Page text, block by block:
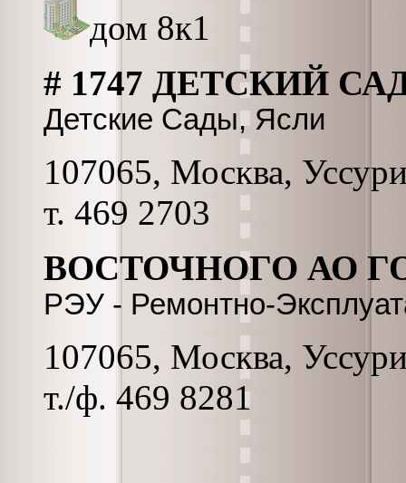
дом 8к1
# 1747 ДЕТСКИЙ
Детские Сады, Ясли
107065, Москва,
т. 469 2703
ВОСТОЧНОГО АО
РЭУ - Ремонтно-
107065, Москва,
т./ф. 469 8281